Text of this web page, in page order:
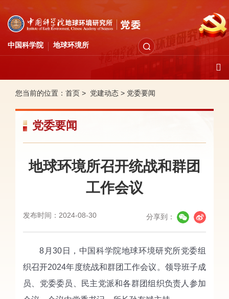
中国科学院 地球环境所
您当前的位置： 首页 > 党建动态 > 党委要闻
党委要闻
地球环境所召开统战和群团
工作会议
发布时间：2024-08-30 分享到：
8月30日，中国科学院地球环境研究所党委组
织召开2024年度统战和群团工作会议。领导班子成
员、党委委员、民主党派和各群团组织负责人参加